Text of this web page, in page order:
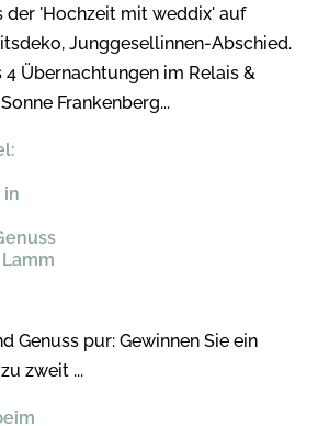
der 'Hochzeit mit weddix' auf
Junggesellinnen-Abschied.
Übernachtungen im Relais &
Frankenberg...
in
Genuss pur: Gewinnen Sie ein
zweit ...